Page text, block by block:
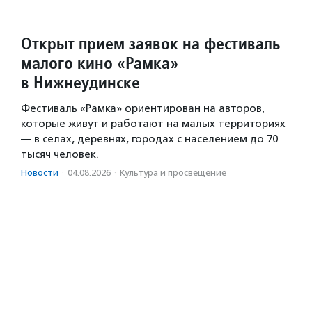
Открыт прием заявок на фестиваль
малого кино «Рамка»
в Нижнеудинске
Фестиваль «Рамка» ориентирован на авторов,
которые живут и работают на малых территориях
— в селах, деревнях, городах с населением до 70
тысяч человек.
Новости · 04.08.2026 · Культура и просвещение